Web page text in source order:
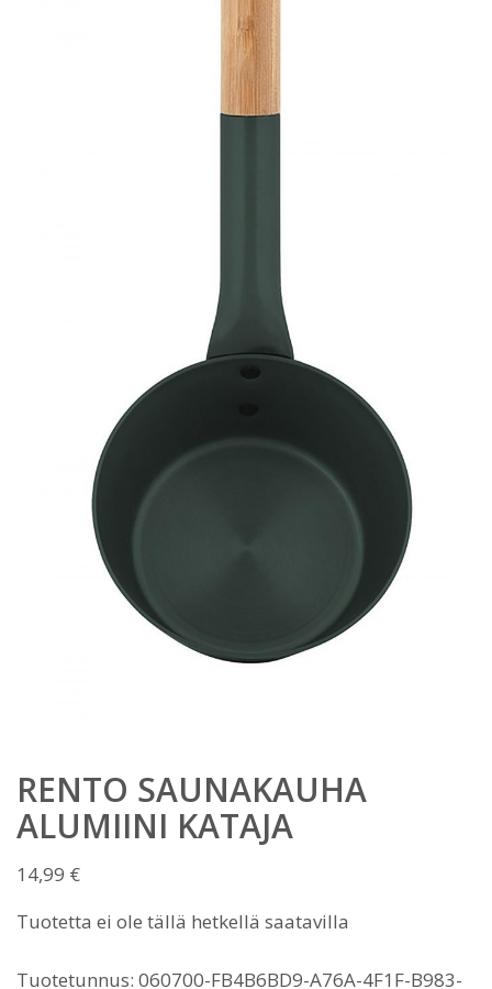
RENTO SAUNAKAUHA
ALUMIINI KATAJA
14,99 €
Tuotetta ei ole tällä hetkellä saatavilla
Tuotetunnus: 060700-FB4B6BD9-A76A-4F1F-B983-